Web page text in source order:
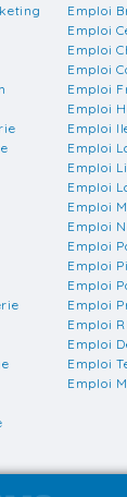
Emploi
Emploi
Emploi
Emploi
Emploi
Emploi
Emploi
Emploi
Emploi
Emploi
Emploi
Emploi
Emploi
Emploi
Emploi
Emploi
Emploi
Emploi
Emploi
Emploi